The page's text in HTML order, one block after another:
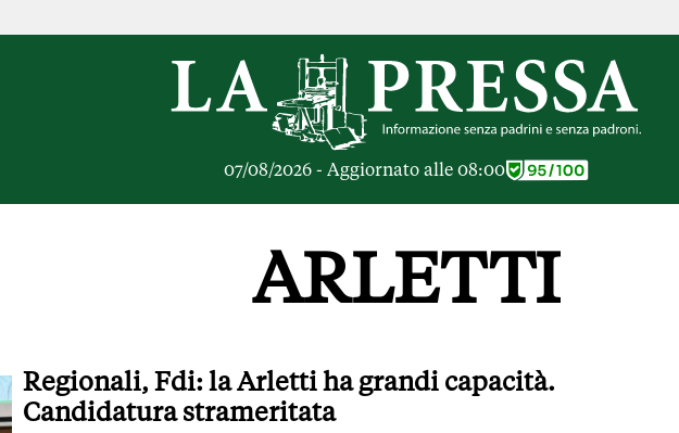
RUBRICHE
Ruote Libere
Dossier Inceneritore
Dossier Cave
Consigli di investimento
Tutte le Rubriche
OPINIONI
Lettere al Direttore
Parola d'Autore
Il Galeotto
Cronache Pandemiche
Tutte le Opinioni
Articoli
Opinioni
07/08/2026 - Aggiornato alle 08:00
ARLETTI
Regionali, Fdi: la Arletti ha grandi capacità.
Candidatura strameritata